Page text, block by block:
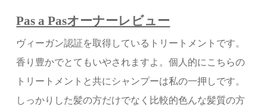
Pas a Pasオーナーレビュー
ヴィーガン認証を取得しているトリートメントです。
香り豊かでとてもいやされますよ。個人的にこちらの
トリートメントと共にシャンプーは私の一押しです。
しっかりした髪の方だけでなく比較的色んな髪質の方